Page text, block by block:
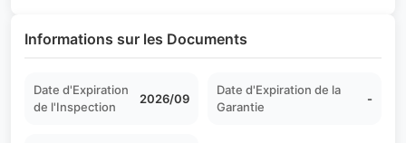
Informations sur les Documents
Date d'Expiration
de l'Inspection
2026/09
Date d'Expiration de la
Garantie
-